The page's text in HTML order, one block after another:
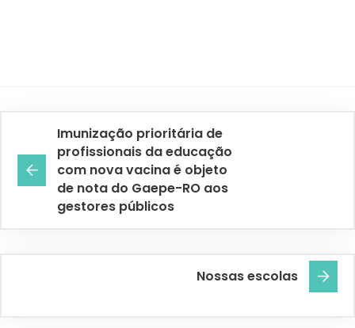
Imunização prioritária de
profissionais da educação
com nova vacina é objeto
de nota do Gaepe-RO aos
gestores públicos
Nossas escolas